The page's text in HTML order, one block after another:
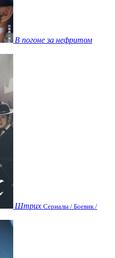
В погоне за нефритом
Штрих Сериалы / Боевик /